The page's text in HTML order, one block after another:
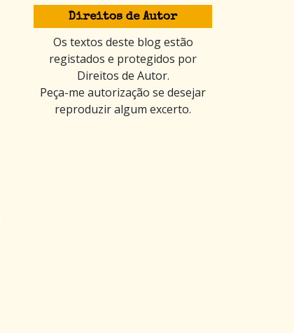
Direitos de Autor
Os textos deste blog estão
registados e protegidos por
Direitos de Autor.
Peça-me autorização se desejar
reproduzir algum excerto.